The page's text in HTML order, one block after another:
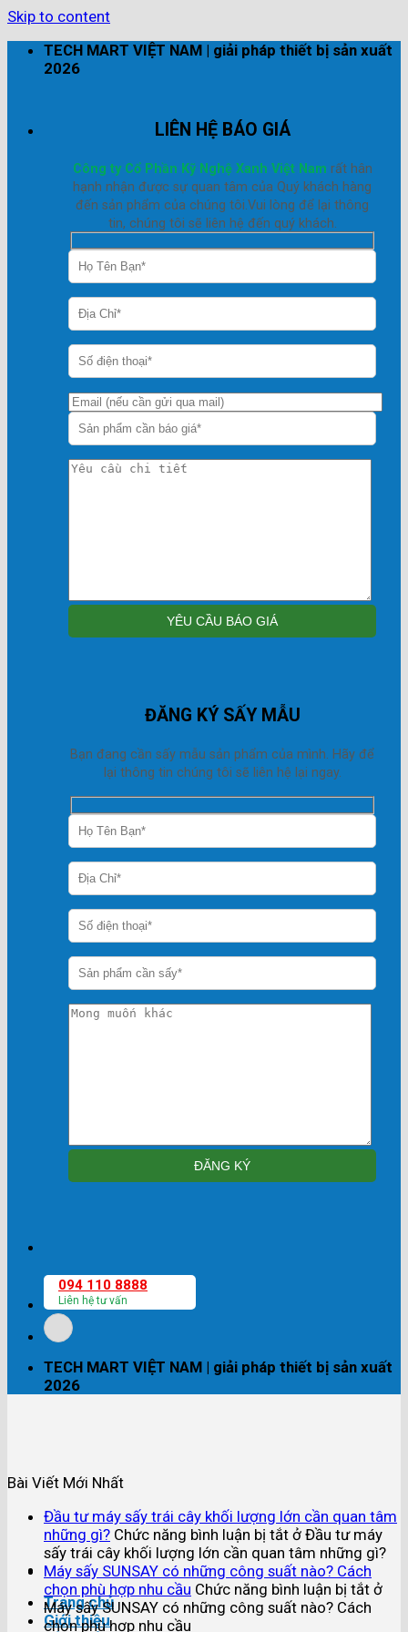
Skip to content
TECH MART VIỆT NAM | giải pháp thiết bị sản xuất
2026
LIÊN HỆ BÁO GIÁ
Công ty Cổ Phần Kỹ Nghệ Xanh Việt Nam rất hân
hạnh nhận được sự quan tâm của Quý khách hàng
đến sản phẩm của chúng tôi.Vui lòng để lại thông
tin, chúng tôi sẽ liên hệ đến quý khách.
ĐĂNG KÝ SẤY MẪU
Bạn đang cần sấy mẫu sản phẩm của mình. Hãy để
lại thông tin chúng tôi sẽ liên hệ lại ngay.
094 110 8888
Liên hệ tư vấn
TECH MART VIỆT NAM | giải pháp thiết bị sản xuất
2026
Trang chủ
Giới thiệu
Bài Viết Mới Nhất
Đầu tư máy sấy trái cây khối lượng lớn cần quan tâm
những gì? Chức năng bình luận bị tắt ở Đầu tư máy
sấy trái cây khối lượng lớn cần quan tâm những gì?
Máy sấy SUNSAY có những công suất nào? Cách
chọn phù hợp nhu cầu Chức năng bình luận bị tắt ở
Máy sấy SUNSAY có những công suất nào? Cách
chọn phù hợp nhu cầu